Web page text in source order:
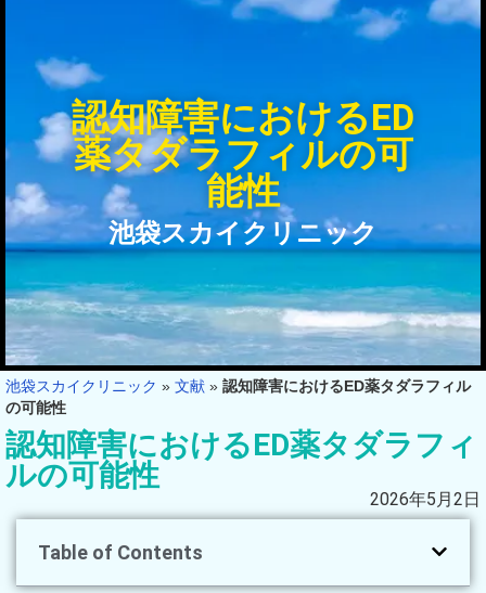
認知障害におけるED
薬タダラフィルの可
能性
池袋スカイクリニック
池袋スカイクリニック » 文献 » 認知障害におけるED薬タダラフィル
の可能性
認知障害におけるED薬タダラフィ
ルの可能性
2026年5月2日
Table of Contents